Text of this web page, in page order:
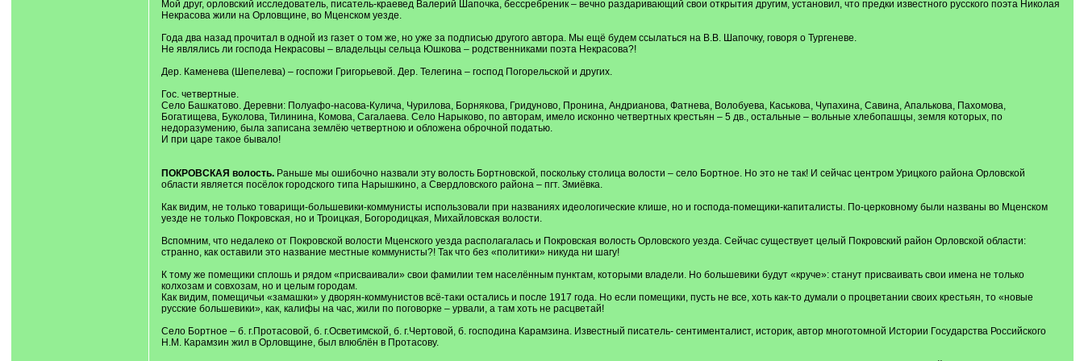
Мой друг, орловский исследователь, писатель-краевед Валерий Шапочка, бессребреник – вечно раздаривающий свои открытия другим, установил, что предки известного русского поэта Николая
Некрасова жили на Орловщине, во Мценском уезде.
Года два назад прочитал в одной из газет о том же, но уже за подписью другого автора. Мы ещё будем ссылаться на В.В. Шапочку, говоря о Тургеневе.
Не являлись ли господа Некрасовы – владельцы сельца Юшкова – родственниками поэта Некрасова?!
Дер. Каменева (Шепелева) – госпожи Григорьевой. Дер. Телегина – господ Погорельской и других.
Гос. четвертные.
Село Башкатово. Деревни: Полуафо-насова-Кулича, Чурилова, Борнякова, Гридуново, Пронина, Андрианова, Фатнева, Волобуева, Каськова, Чупахина, Савина, Апалькова, Пахомова,
Богатищева, Буколова, Тилинина, Комова, Сагалаева. Село Нарыково, по авторам, имело исконно четвертных крестьян – 5 дв., остальные – вольные хлебопашцы, земля которых, по
недоразумению, была записана землёю четвертною и обложена оброчной податью.
И при царе такое бывало!
ПОКРОВСКАЯ волость. Раньше мы ошибочно назвали эту волость Бортновской, поскольку столица волости – село Бортное. Но это не так! И сейчас центром Урицкого района Орловской
области является посёлок городского типа Нарышкино, а Свердловского района – пгт. Змиёвка.
Как видим, не только товарищи-большевики-коммунисты использовали при названиях идеологические клише, но и господа-помещики-капиталисты. По-церковному были названы во Мценском
уезде не только Покровская, но и Троицкая, Богородицкая, Михайловская волости.
Вспомним, что недалеко от Покровской волости Мценского уезда располагалась и Покровская волость Орловского уезда. Сейчас существует целый Покровский район Орловской области:
странно, как оставили это название местные коммунисты?! Так что без «политики» никуда ни шагу!
К тому же помещики сплошь и рядом «присваивали» свои фамилии тем населённым пунктам, которыми владели. Но большевики будут «круче»: станут присваивать свои имена не только
колхозам и совхозам, но и целым городам.
Как видим, помещичьи «замашки» у дворян-коммунистов всё-таки остались и после 1917 года. Но если помещики, пусть не все, хоть как-то думали о процветании своих крестьян, то «новые
русские большевики», как, калифы на час, жили по поговорке – урвали, а там хоть не расцветай!
Село Бортное – б. г.Протасовой, б. г.Осветимской, б. г.Чертовой, б. господина Карамзина. Известный писатель- сентименталист, историк, автор многотомной Истории Государства Российского
Н.М. Карамзин жил в Орловщине, был влюблён в Протасову.